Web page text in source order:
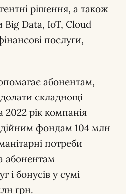
рішення, а також
Big Data, IoT, Cloud
послуги,
абонентам,
долати складнощі
2022 рік компанія
фондам 104 млн
потреби
абонентам
і бонусів у сумі
грн.